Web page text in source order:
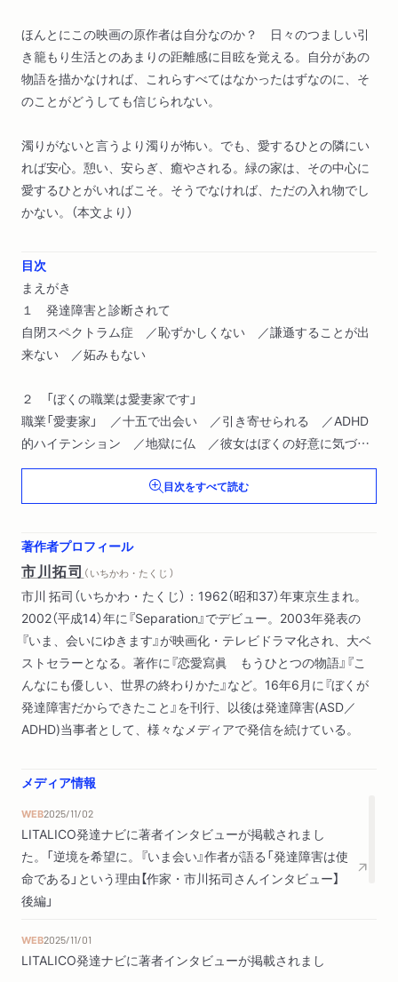
ほんとにこの映画の原作者は自分なのか？ 日々のつましい引
き籠もり生活とのあまりの距離感に目眩を覚える。自分があの
物語を描かなければ、これらすべてはなかったはずなのに、そ
のことがどうしても信じられない。
濁りがないと言うより濁りが怖い。でも、愛するひとの隣にい
れば安心。憩い、安らぎ、癒やされる。緑の家は、その中心に
愛するひとがいればこそ。そうでなければ、ただの入れ物でし
かない。（本文より）
目次
まえがき
１ 発達障害と診断されて
自閉スペクトラム症 ／恥ずかしくない ／謙遜することが出
来ない ／妬みもない
２ 「ぼくの職業は愛妻家です」
職業「愛妻家」 ／十五で出会い ／引き寄せられる ／ADHD
的ハイテンション ／地獄に仏 ／彼女はぼくの好意に気づい
ていた ／ディケンズ的数奇な人生 ／サイン帳インシデン
ト ／結びのペン ／25億番目の男 ／ペアリングモード発
動 ／膨らし粉体質 ／ごっこ遊び ／ケシザル的さくらんぼ
３ 緑の中で優雅にひきこもる
ぼくの理想の風景を作り上げた ／つくり、育てる人間 ／疑
似的な帰郷 ／あるがままを愛したい ／忙しない逍遥学派
／ランニング専用スリッパが欲しい ／無限の猿定理 ／ゲダ
ッ感覚
４ 眩暈と幻覚の日々
甘味な狂気 ／寝入りばなの幻覚 ／寝起きの幻覚 ／脳内世
件 ／興奮がデフォルト
５ ぼくが世界と繋がるまで
「バーバーいちかわ」 ／道標 ／韓国版「いま、会いにゆきま
す」 ／出来ないものは出来ない ／世界に優しさを流行らせて
ぇ！ ／ハリウッドからのオファーふたたび ／優しさのイン
フレーション的膨張 ／ビッグボム ／Red Circle Authors
場
目次をすべて読む
著作者プロフィール
市川拓司 （ いちかわ・たくじ ）
市川 拓司（いちかわ・たくじ）：1962（昭和37）年東京生まれ。
2002（平成14）年に『Separation』でデビュー。2003年発表の
『いま、会いにゆきます』が映画化・テレビドラマ化され、大ベ
ストセラーとなる。著作に『恋愛寫眞 もうひとつの物語』『こ
んなにも優しい、世界の終わりかた』など。16年6月に『ぼくが
発達障害だからできたこと』を刊行、以後は発達障害(ASD／
ADHD)当事者として、様々なメディアで発信を続けている。
メディア情報
WEB2025/11/02
LITALICO発達ナビに著者インタビューが掲載されまし
た。「逆境を希望に。『いま会い』作者が語る「発達障害は使
命である」という理由【作家・市川拓司さんインタビュー】
後編」
WEB2025/11/01
LITALICO発達ナビに著者インタビューが掲載されまし